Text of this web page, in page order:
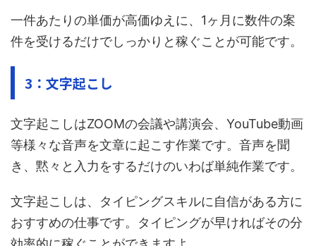
一件あたりの単価が高価ゆえに、1ヶ月に数件の案
件を受けるだけでしっかりと稼ぐことが可能です。
3：文字起こし
文字起こしはZOOMの会議や講演会、YouTube動画
等様々な音声を文章に起こす作業です。音声を聞
き、黙々と入力をするだけのいわば単純作業です。
文字起こしは、タイピングスキルに自信がある方に
おすすめの仕事です。タイピングが早ければその分